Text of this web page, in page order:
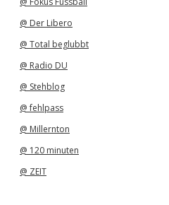
@ Der Libero
@ Total beglubbt
@ Radio DU
@ Stehblog
@ fehlpass
@ Millernton
@ 120 minuten
@ ZEIT